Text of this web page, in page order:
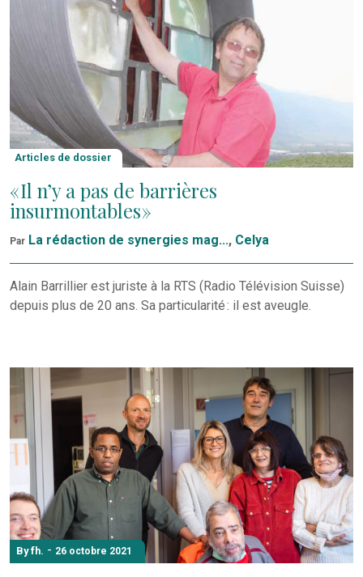
Articles de dossier
« Il n’y a pas de barrières
insurmontables »
Par La rédaction de synergies mag..., Celya
Alain Barrillier est juriste à la RTS (Radio Télévision Suisse)
depuis plus de 20 ans. Sa particularité : il est aveugle.
By fh. - 26 octobre 2021